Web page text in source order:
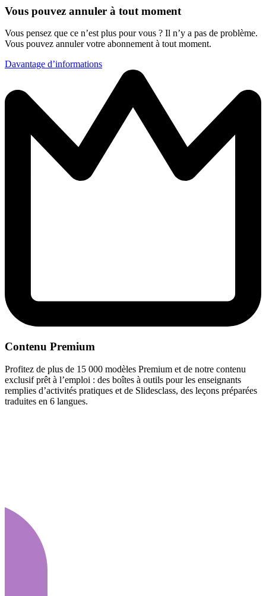
Vous pouvez annuler à tout moment
Vous pensez que ce n’est plus pour vous ? Il n’y a pas de problème.
Vous pouvez annuler votre abonnement à tout moment.
Davantage d’informations
Contenu Premium
Profitez de plus de 15 000 modèles Premium et de notre contenu
exclusif prêt à l’emploi : des boîtes à outils pour les enseignants
remplies d’activités pratiques et de Slidesclass, des leçons préparées
traduites en 6 langues.